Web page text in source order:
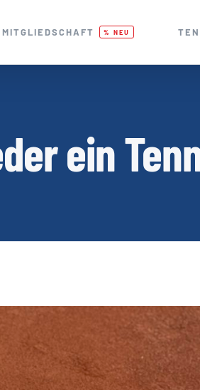
MITGLIEDSCHAFT % NEU
ein